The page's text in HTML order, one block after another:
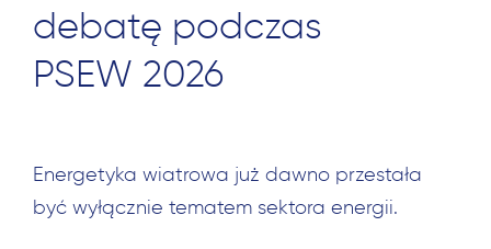
debatę podczas
PSEW 2026
Energetyka wiatrowa już dawno przestała
być wyłącznie tematem sektora energii.